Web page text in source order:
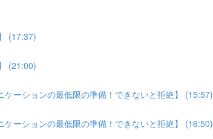
(17:37)
(21:00)
ーションの最低限の準備！できないと拒絶】 (15:57)
ーションの最低限の準備！できないと拒絶】 (16:50)